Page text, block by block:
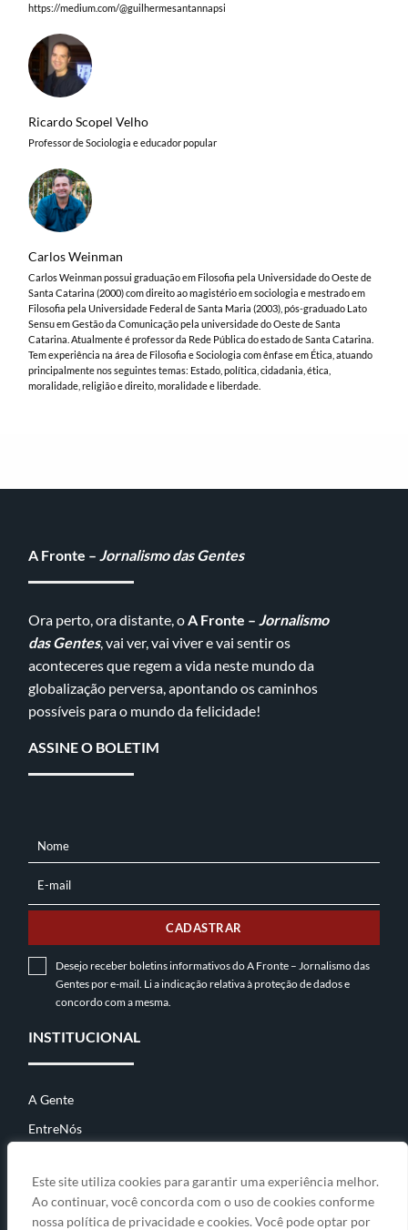
Este site utiliza cookies para garantir uma experiência melhor.
Ao continuar, você concorda com o uso de cookies conforme
nossa política de privacidade e cookies. Você pode optar por
https://medium.com/@guilhermesantannapsi
Ricardo Scopel Velho
Professor de Sociologia e educador popular
Carlos Weinman
Carlos Weinman possui graduação em Filosofia pela Universidade do Oeste de
Santa Catarina (2000) com direito ao magistério em sociologia e mestrado em
Filosofia pela Universidade Federal de Santa Maria (2003), pós-graduado Lato
Sensu em Gestão da Comunicação pela universidade do Oeste de Santa
Catarina. Atualmente é professor da Rede Pública do estado de Santa Catarina.
Tem experiência na área de Filosofia e Sociologia com ênfase em Ética, atuando
principalmente nos seguintes temas: Estado, política, cidadania, ética,
moralidade, religião e direito, moralidade e liberdade.
A Fronte – Jornalismo das Gentes
Ora perto, ora distante, oA Fronte – Jornalismo
das Gentes, vai ver, vai viver e vai sentir os
aconteceres que regem a vida neste mundo da
globalização perversa, apontando os caminhos
possíveis para o mundo da felicidade!
ASSINE O BOLETIM
NOME
Nome
MAIL
E-mail
CADASTRAR
Desejo receber boletins informativos do A Fronte – Jornalismo das
Gentes por e-mail. Li a indicação relativa àproteção de dadose
concordo com a mesma.
INSTITUCIONAL
A Gente
EntreNós